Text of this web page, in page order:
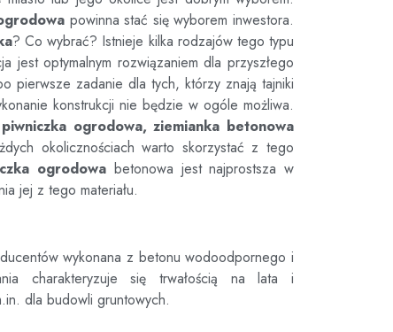
powinna stać się wyborem inwestora.
? Co wybrać? Istnieje kilka rodzajów tego typu
jest optymalnym rozwiązaniem dla przyszłego
pierwsze zadanie dla tych, którzy znają tajniki
konstrukcji nie będzie w ogóle możliwa.
ogrodowa, ziemianka betonowa
okolicznościach warto skorzystać z tego
ogrodowa betonowa jest najprostsza w
jej z tego materiału.
wykonana z betonu wodoodpornego i
charakteryzuje się trwałością na lata i
dla budowli gruntowych.